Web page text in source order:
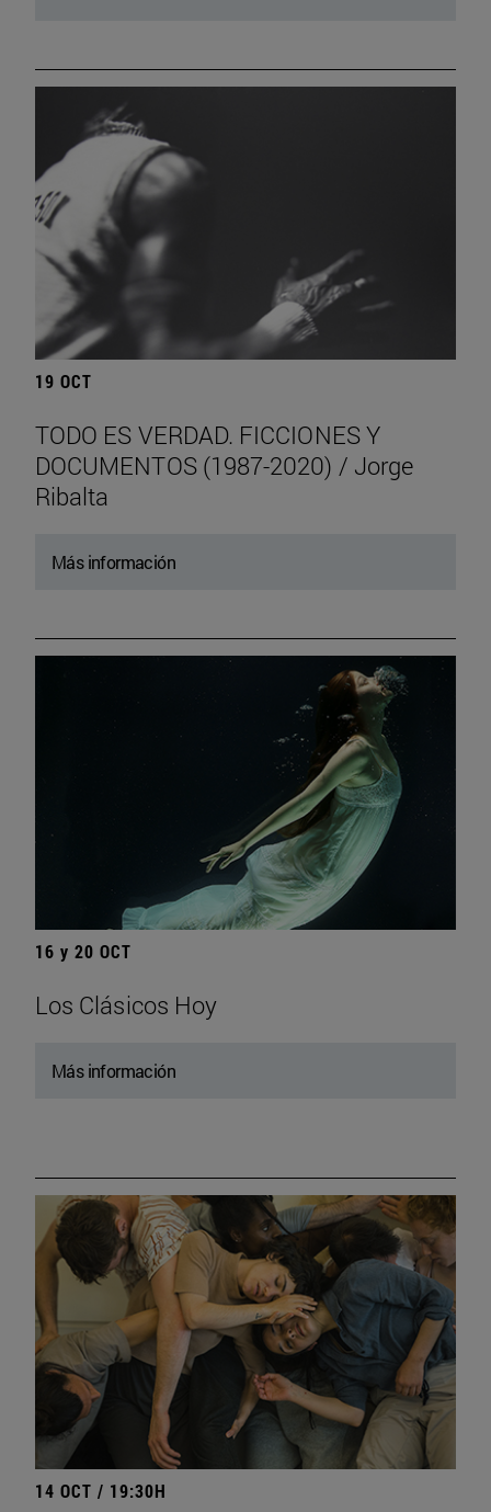
19 OCT
TODO ES VERDAD. FICCIONES Y
DOCUMENTOS (1987-2020) / Jorge
Ribalta
Más información
16 y 20 OCT
Los Clásicos Hoy
Más información
14 OCT / 19:30H